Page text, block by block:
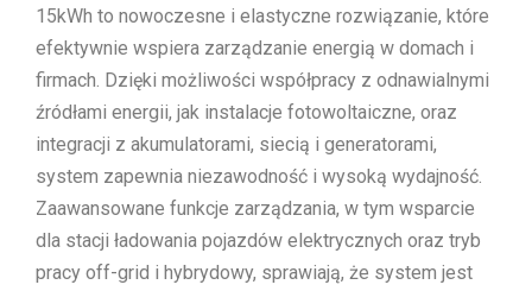
15kWh to nowoczesne i elastyczne rozwiązanie, które
efektywnie wspiera zarządzanie energią w domach i
firmach. Dzięki możliwości współpracy z odnawialnymi
źródłami energii, jak instalacje fotowoltaiczne, oraz
integracji z akumulatorami, siecią i generatorami,
system zapewnia niezawodność i wysoką wydajność.
Zaawansowane funkcje zarządzania, w tym wsparcie
dla stacji ładowania pojazdów elektrycznych oraz tryb
pracy off-grid i hybrydowy, sprawiają, że system jest